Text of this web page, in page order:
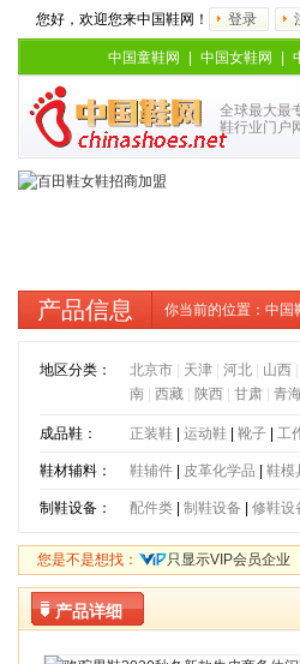
您好，欢迎您来中国鞋网！ 登录
中国童鞋网 中国女鞋网
全球最大最
鞋行业门户
产品信息 你当前的位置： 中国
地区分类： 北京市| 天津| 河北| 山西|
南| 西藏| 陕西| 甘肃| 青
成品鞋： 正装鞋| 运动鞋| 靴子| 工
鞋材辅料： 鞋辅件| 皮革化学品 鞋模
制鞋设备： 配件类| 制鞋设备 修鞋设
您是不是想找： 只显示VIP会员企业
产品详细